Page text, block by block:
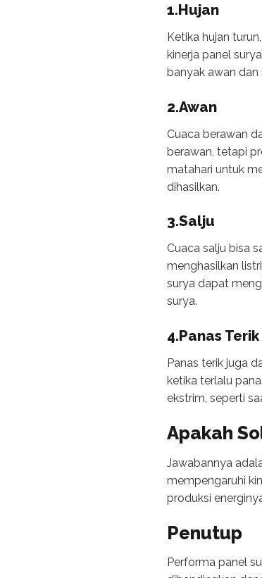
1.Hujan
Ketika hujan
kinerja panel
banyak awan dan
2.Awan
Cuaca berawan
berawan, tetapi
matahari untuk
dihasilkan.
3.Salju
Cuaca salju bisa
menghasilkan
surya dapat
surya.
4.Panas Terik
Panas terik juga
ketika terlalu
ekstrim, seperti
Apakah
Jawabannya
mempengaruhi
produksi
Penutup
Performa panel